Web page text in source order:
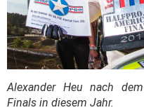
Alexander Heu nach
Finals in diesem Jahr.